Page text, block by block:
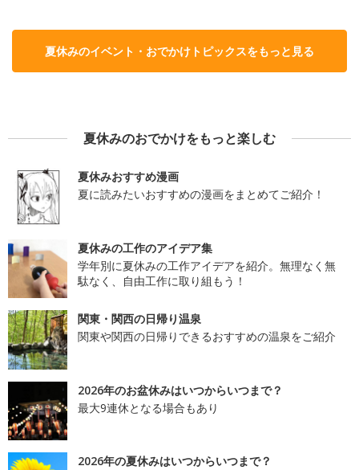
夏休みのイベント・おでかけトピックスをもっと見る
夏休みのおでかけをもっと楽しむ
夏休みおすすめ漫画
夏に読みたいおすすめの漫画をまとめてご紹介！
夏休みの工作のアイデア集
学年別に夏休みの工作アイデアを紹介。無理なく無
駄なく、自由工作に取り組もう！
関東・関西の日帰り温泉
関東や関西の日帰りできるおすすめの温泉をご紹介
2026年のお盆休みはいつからいつまで？
最大9連休となる場合もあり
2026年の夏休みはいつからいつまで？